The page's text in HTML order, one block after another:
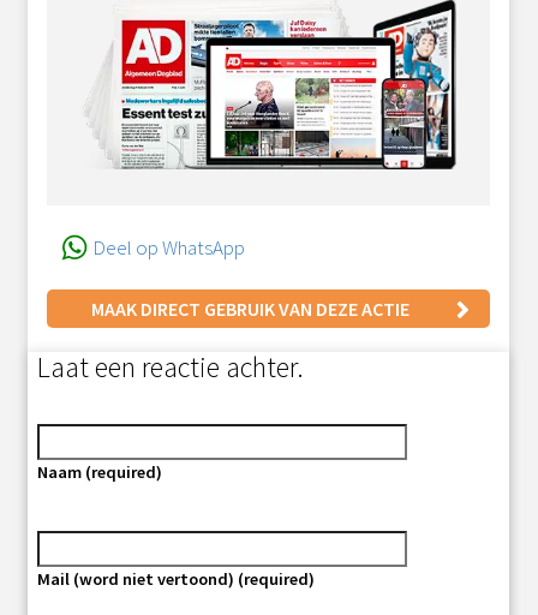
Deel op WhatsApp
MAAK DIRECT GEBRUIK VAN DEZE ACTIE
Laat een reactie achter.
Naam (required)
Mail (word niet vertoond) (required)